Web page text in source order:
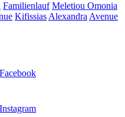
Familienlauf Meletiou Omonia
Kifissias Alexandra Avenue
Facebook
Instagram